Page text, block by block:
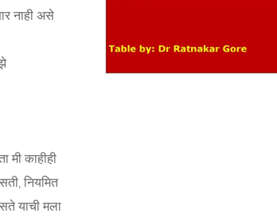
नाही असे
मी काहीही
नियमित
याची मला